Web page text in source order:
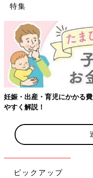
特集
妊娠・出産・育児にかかる
やすく解説！
ピックアップ